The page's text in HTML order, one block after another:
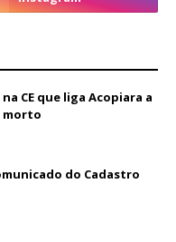
CE que liga Acopiara a
morto
do Cadastro